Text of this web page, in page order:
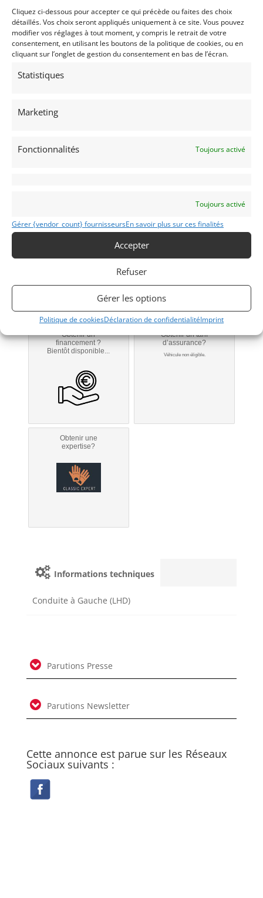
Cliquez ci-dessous pour accepter ce qui précède ou faites des choix
détaillés. Vos choix seront appliqués uniquement à ce site. Vous pouvez
modifier vos réglages à tout moment, y compris le retrait de votre
consentement, en utilisant les boutons de la politique de cookies, ou en
cliquant sur l’onglet de gestion du consentement en bas de l’écran.
Statistiques
Marketing
Fonctionnalités Toujours activé
Toujours activé
Gérer {vendor_count} fournisseursEn savoir plus sur ces finalités
Accepter
Refuser
Gérer les options
Politique de cookiesDéclaration de confidentialitéImprint
Publié: 27 avril 2017 (il y a 9 ans)
Voitures de collection
Anglaises
1973
Modifier mon annonce
Contacter le vendeur par mail
Obtenir un
financement ?
Bientôt disponible...
Obtenir un tarif
d’assurance?
Véhicule non éligible.
Obtenir une
expertise?
Informations techniques
Conduite à Gauche (LHD)
Parutions Presse
Parutions Newsletter
Cette annonce est parue sur les Réseaux
Sociaux suivants :